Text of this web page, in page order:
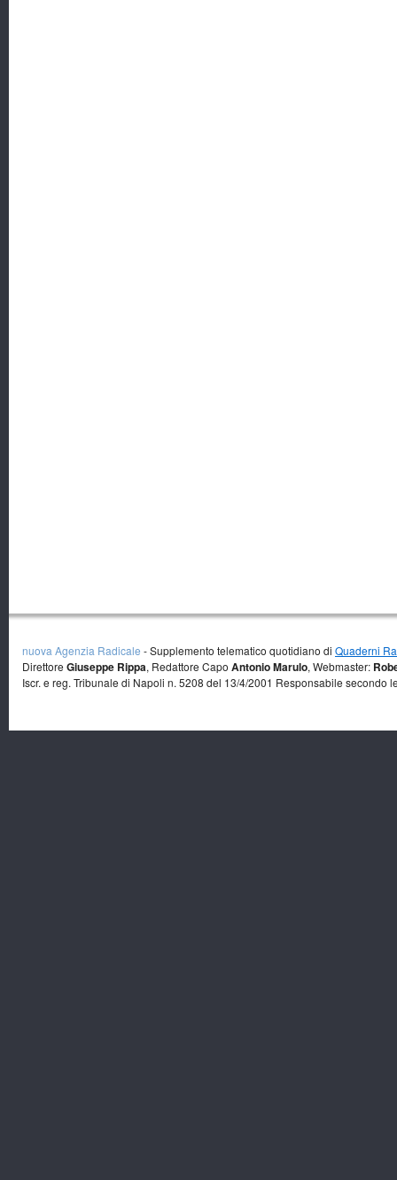
nuova Agenzia Radicale - Supplemento telematico quotidiano di Quaderni
Direttore Giuseppe Rippa, Redattore Capo Antonio Marulo, Webmaster:
Iscr. e reg. Tribunale di Napoli n. 5208 del 13/4/2001 Responsabile secondo